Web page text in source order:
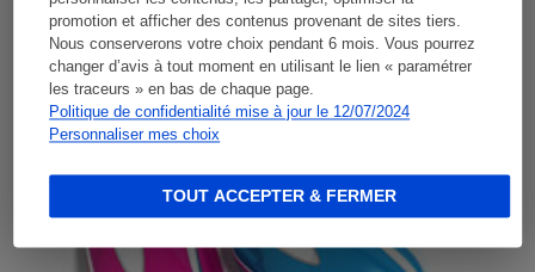
promotion et afficher des contenus provenant de sites tiers.
Nous conserverons votre choix pendant 6 mois. Vous pourrez
changer d’avis à tout moment en utilisant le lien « paramétrer
les traceurs » en bas de chaque page.
Politique de confidentialité mise à jour le 12/07/2024
Personnaliser mes choix
TOUT ACCEPTER & FERMER